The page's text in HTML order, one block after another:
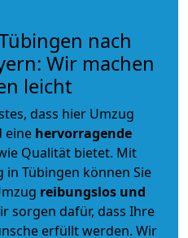
nach
Wir machen
leicht
dass hier Umzug
eine hervorragende
Qualität bietet. Mit
Tübingen können Sie
reibungslos und
sorgen dafür, dass Ihre
erfüllt werden. Wir